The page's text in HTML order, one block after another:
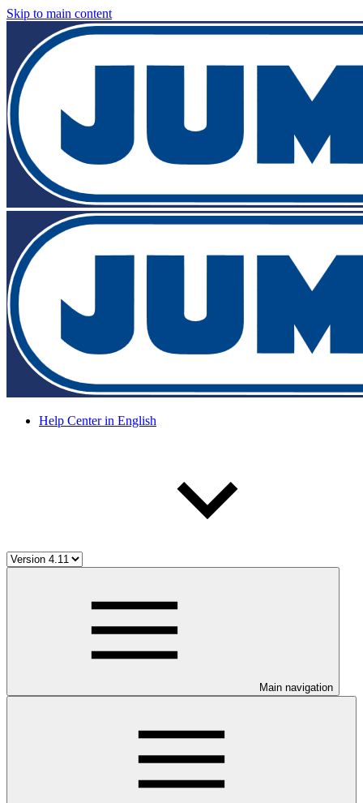
Skip to main content
Help Center in English
Main navigation